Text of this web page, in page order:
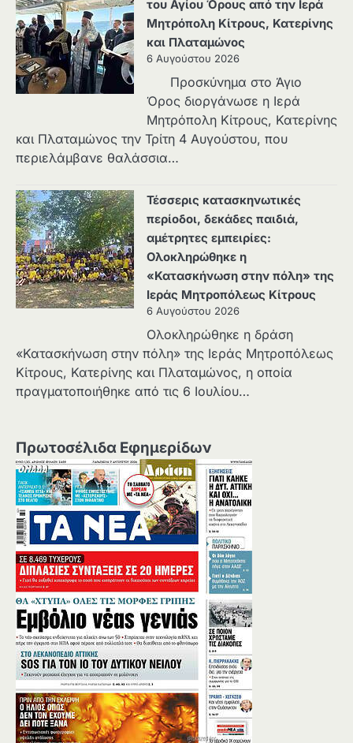
του Αγίου Όρους από την Ιερά
Μητρόπολη Κίτρους, Κατερίνης
και Πλαταμώνος
6 Αυγούστου 2026
Προσκύνημα στο Άγιο
Όρος διοργάνωσε η Ιερά
Μητρόπολη Κίτρους, Κατερίνης
και Πλαταμώνος την Τρίτη 4 Αυγούστου, που
περιελάμβανε θαλάσσια…
Τέσσερις κατασκηνωτικές
περίοδοι, δεκάδες παιδιά,
αμέτρητες εμπειρίες:
Ολοκληρώθηκε η
«Κατασκήνωση στην πόλη» της
Ιεράς Μητροπόλεως Κίτρους
6 Αυγούστου 2026
Ολοκληρώθηκε η δράση
«Κατασκήνωση στην πόλη» της Ιεράς Μητροπόλεως
Κίτρους, Κατερίνης και Πλαταμώνος, η οποία
πραγματοποιήθηκε από τις 6 Ιουλίου…
Πρωτοσέλιδα Εφημερίδων